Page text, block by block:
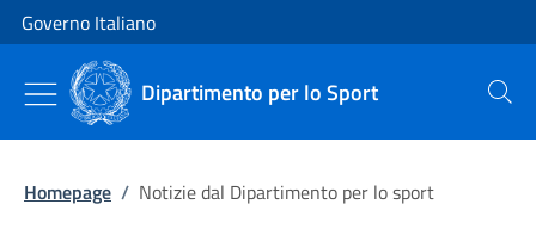
Vai al contenuto
Vai alla navigazione del sito
Governo Italiano
Dipartimento per lo Sport Cerca
Homepage / Notizie dal Dipartimento per lo sport